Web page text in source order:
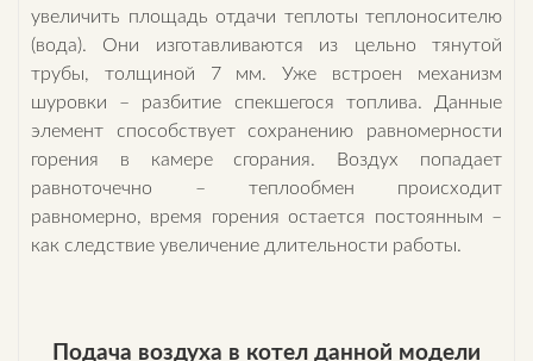
увеличить площадь отдачи теплоты теплоносителю
(вода). Они изготавливаются из цельно тянутой
трубы, толщиной 7 мм. Уже встроен механизм
шуровки – разбитие спекшегося топлива. Данные
элемент способствует сохранению равномерности
горения в камере сгорания. Воздух попадает
равноточечно – теплообмен происходит
равномерно, время горения остается постоянным –
как следствие увеличение длительности работы.
Подача воздуха в котел данной модели